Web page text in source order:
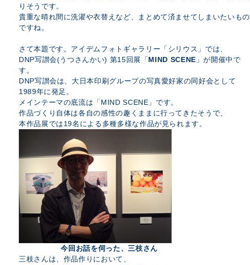
りそうです。
貴重な晴れ間に洗濯や衣替えなど、まとめて済ませてしまいたいもの
ですね。
さて本題です。アイデムフォトギャラリー「シリウス」では、
DNP写讃会(うつさんかい) 第15回展「MIND SCENE 」が開催中で
す。
DNP写讃会は、大日本印刷グループの写真愛好家の同好会として
1989年に発足。
メインテーマの底流は「MIND SCENE」です。
作品づくり自体は各自の感性の趣くままに行ってきたそうで、
本作品展では19名による多種多様な作品が見られます。
今回お話を伺った、三枝さん
三枝さんは、作品作りにおいて、